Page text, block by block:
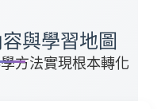
與學習地圖
方法實現根本轉化